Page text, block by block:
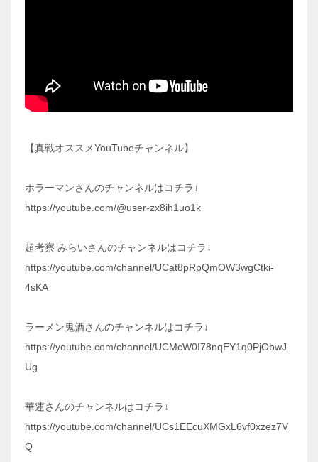
【真戦オススメYouTubeチャンネル】
ホラーマンさんのチャンネルはコチラ↓
https://youtube.com/@user-zx8ih1uo1k
超考察 みらいさんのチャンネルはコチラ↓
https://youtube.com/channel/UCat8pRpQmOW3wgCtki-
4sKA
ラーメン鬼酒さんのチャンネルはコチラ↓
https://youtube.com/channel/UCMcW0I78nqEY1q0PjObwJ
Ug
華蓮さんのチャンネルはコチラ↓
https://youtube.com/channel/UCs1EEcuXMGxL6vf0xzez7V
Q